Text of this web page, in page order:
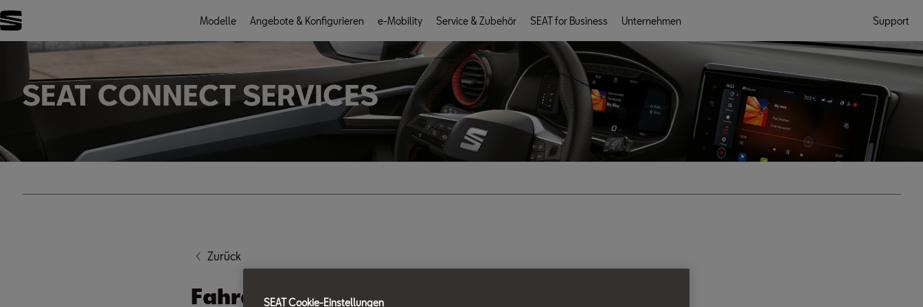
Modelle Angebote & Konfigurieren e-Mobility Service & Zubehör SEAT for Business Unternehmen Support
SEAT CONNECT SERVICES
FILTER
Zurück
FahrdatenSEAT Cookie-Einstellungen